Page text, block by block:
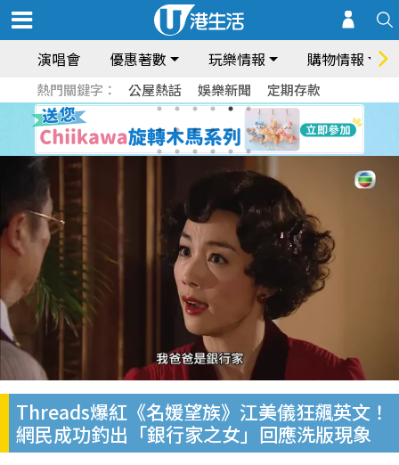
演唱會 優惠著數 玩樂情報 購物情報
熱門關鍵字： 公屋熱話 娛樂新聞 定期存款
Threads爆紅《名媛望族》江美儀狂飆英文！
網民成功釣出「銀行家之女」回應洗版現象